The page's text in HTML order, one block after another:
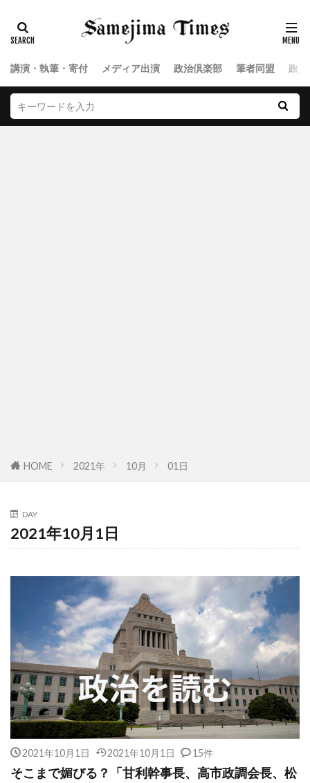
講演・執筆・寄付 メディア出演 政治倶楽部 筆者同盟 政
HOME 2021年 10月 01日
DAY
2021年10月1日
2021年10月1日 2021年10月1日 15件
そこまで媚びる？「甘利幹事長、高市政調会長、松